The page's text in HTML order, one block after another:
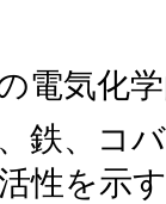
電気化
鉄、コ
性を示